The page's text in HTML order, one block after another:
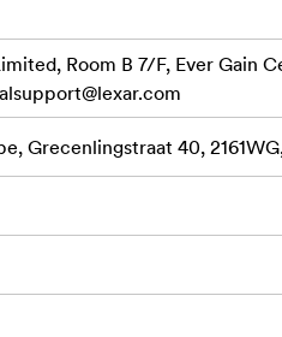
MB/s un rakstīšanas ātrumu
Room B 7/F, Ever Gain
Grecenlingstraat 40,